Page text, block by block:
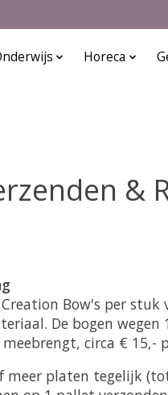
Horeca
&
Bow's per
De bogen
circa € 15,-
meer platen tegelijk